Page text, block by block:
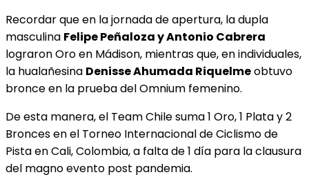
Recordar que en la jornada de apertura, la dupla
masculina Felipe Peñaloza y Antonio Cabrera
lograron Oro en Mádison, mientras que, en individuales,
la hualañesina Denisse Ahumada Riquelmeobtuvo
bronce en la prueba del Omnium femenino.
De esta manera, el Team Chile suma 1 Oro, 1 Plata y 2
Bronces en el Torneo Internacional de Ciclismo de
Pista en Cali, Colombia, a falta de 1 día para la clausura
del magno evento post pandemia.